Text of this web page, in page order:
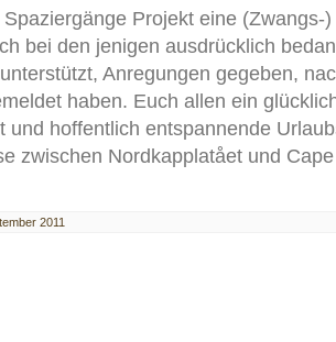
Projekt eine (Zwangs-
bei den jenigen ausdrücklich
Anregungen gegeben,
haben. Euch allen ein
und hoffentlich entspannende
zwischen Nordkapplatået und
2011